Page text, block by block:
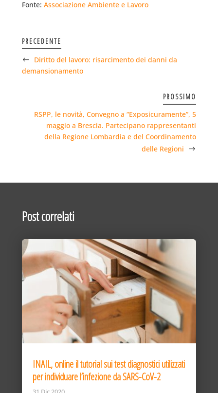
Fonte: Associazione Ambiente e Lavoro
PRECEDENTE
Diritto del lavoro: risarcimento dei danni da
demansionamento
PROSSIMO
RSPP, le novità, Convegno a “Exposicuramente”, 5
maggio a Brescia. Partecipano rappresentanti
della Regione Lombardia e del Coordinamento
delle Regioni
Post correlati
INAIL, online il tutorial sui test diagnostici utilizzati
per individuare l’infezione da SARS-CoV-2